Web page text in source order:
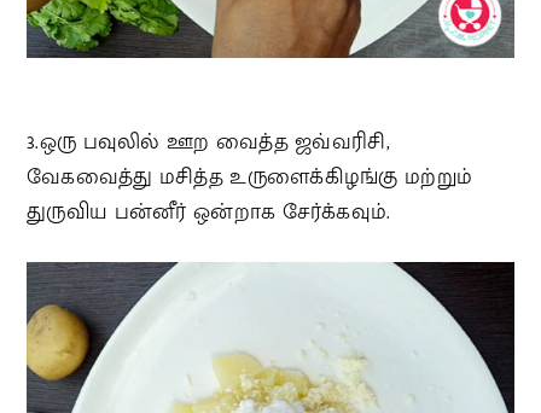
3.ஒரு பவுலில் ஊற வைத்த ஜவ்வரிசி,
வேகவைத்து மசித்த உருளைக்கிழங்கு மற்றும்
துருவிய பன்னீர் ஒன்றாக சேர்க்கவும்.